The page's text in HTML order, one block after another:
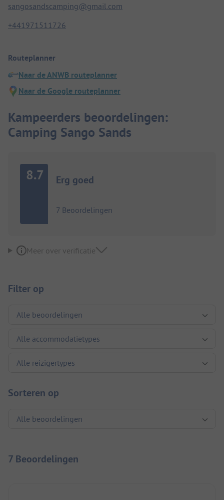
sangosandscamping@gmail.com
+441971511726
Routeplanner
Naar de ANWB routeplanner
Naar de Google routeplanner
Kampeerders beoordelingen:
Camping Sango Sands
8.7 Erg goed
7 Beoordelingen
Meer over verificatie
Filter op
Sorteren op
7 Beoordelingen